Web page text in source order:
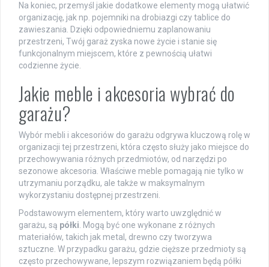
Na koniec, przemyśl jakie dodatkowe elementy mogą ułatwić
organizację, jak np. pojemniki na drobiazgi czy tablice do
zawieszania. Dzięki odpowiedniemu zaplanowaniu
przestrzeni, Twój garaż zyska nowe życie i stanie się
funkcjonalnym miejscem, które z pewnością ułatwi
codzienne życie.
Jakie meble i akcesoria wybrać do
garażu?
Wybór mebli i akcesoriów do garażu odgrywa kluczową rolę w
organizacji tej przestrzeni, która często służy jako miejsce do
przechowywania różnych przedmiotów, od narzędzi po
sezonowe akcesoria. Właściwe meble pomagają nie tylko w
utrzymaniu porządku, ale także w maksymalnym
wykorzystaniu dostępnej przestrzeni.
Podstawowym elementem, który warto uwzględnić w
garażu, są półki. Mogą być one wykonane z różnych
materiałów, takich jak metal, drewno czy tworzywa
sztuczne. W przypadku garażu, gdzie cięższe przedmioty są
często przechowywane, lepszym rozwiązaniem będą półki